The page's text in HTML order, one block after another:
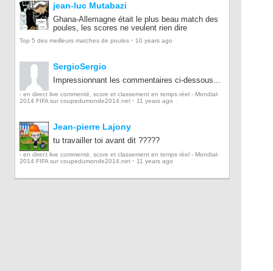
jean-luc Mutabazi
Ghana-Allemagne était le plus beau match des
poules, les scores ne veulent rien dire
Top 5 des meilleurs matches de poules · 10 years ago
SergioSergio
Impressionnant les commentaires ci-dessous...
- en direct live commenté, score et classement en temps réel - Mondial-
2014 FIFA sur coupedumonde2014.net · 11 years ago
Jean-pierre Lajony
tu travailler toi avant dit ?????
- en direct live commenté, score et classement en temps réel - Mondial-
2014 FIFA sur coupedumonde2014.net · 11 years ago